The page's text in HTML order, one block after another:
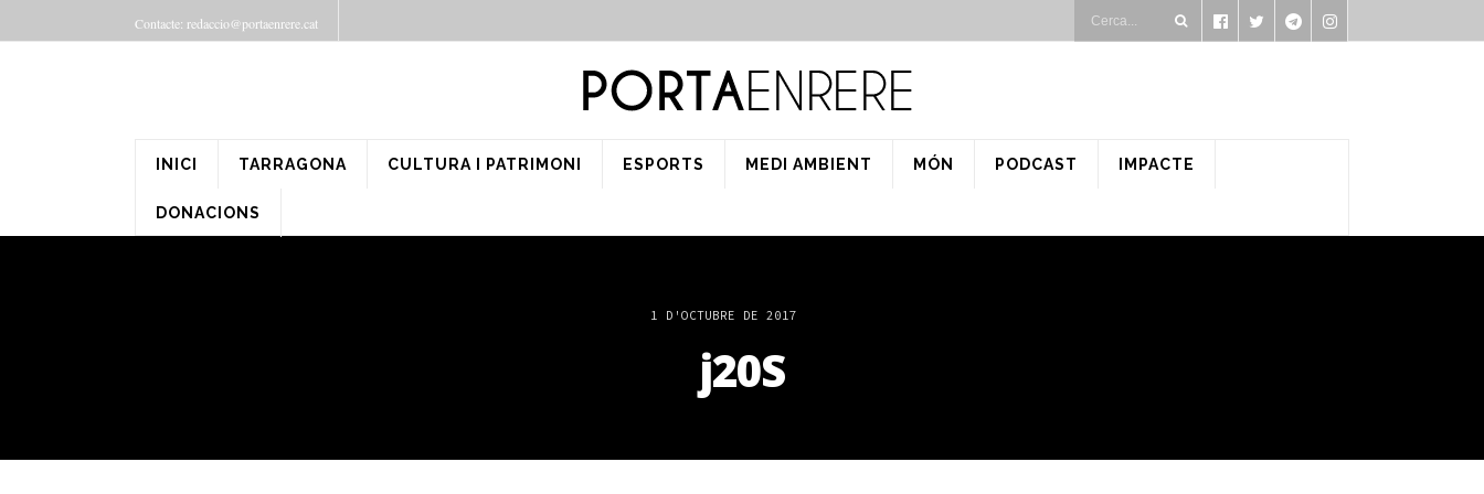
Contacte: redaccio@portaenrere.cat
INICI TARRAGONA CULTURA I PATRIMONI ESPORTS MEDI AMBIENT MÓN PODCAST IMPACTE
DONACIONS
1 D'OCTUBRE DE 2017
j20S